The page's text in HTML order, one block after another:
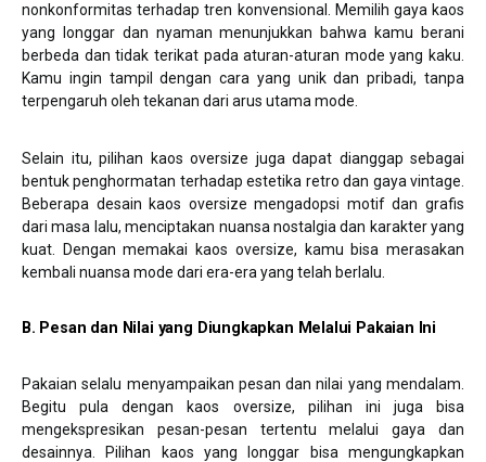
nonkonformitas terhadap tren konvensional. Memilih gaya kaos
yang longgar dan nyaman menunjukkan bahwa kamu berani
berbeda dan tidak terikat pada aturan-aturan mode yang kaku.
Kamu ingin tampil dengan cara yang unik dan pribadi, tanpa
terpengaruh oleh tekanan dari arus utama mode.
Selain itu, pilihan kaos oversize juga dapat dianggap sebagai
bentuk penghormatan terhadap estetika retro dan gaya vintage.
Beberapa desain kaos oversize mengadopsi motif dan grafis
dari masa lalu, menciptakan nuansa nostalgia dan karakter yang
kuat. Dengan memakai kaos oversize, kamu bisa merasakan
kembali nuansa mode dari era-era yang telah berlalu.
B. Pesan dan Nilai yang Diungkapkan Melalui Pakaian Ini
Pakaian selalu menyampaikan pesan dan nilai yang mendalam.
Begitu pula dengan kaos oversize, pilihan ini juga bisa
mengekspresikan pesan-pesan tertentu melalui gaya dan
desainnya. Pilihan kaos yang longgar bisa mengungkapkan